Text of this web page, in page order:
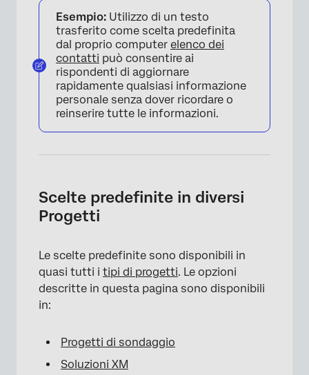
×
Esempio: Utilizzo di un testo
trasferito come scelta predefinita
dal proprio computer elenco dei
contatti può consentire ai
rispondenti di aggiornare
rapidamente qualsiasi informazione
personale senza dover ricordare o
reinserire tutte le informazioni.
Scelte predefinite in diversi
Progetti
Le scelte predefinite sono disponibili in
quasi tutti i tipi di progetti. Le opzioni
descritte in questa pagina sono disponibili
in:
Progetti di sondaggio
Soluzioni XM